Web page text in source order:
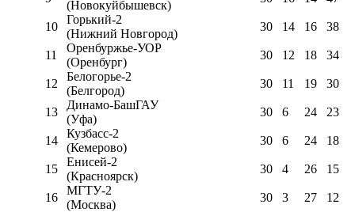
(Новокуйбышевск)
10
Горький-2
(Нижний Новгород)
30 14 16 38
11
Оренбуржье-УОР
(Оренбург)
30 12 18 34
12
Белогорье-2
(Белгород)
30 11 19 30
13
Динамо-БашГАУ
(Уфа)
30 6 24 23
14
Кузбасс-2
(Кемерово)
30 6 24 18
15
Енисей-2
(Красноярск)
30 4 26 15
16
МГТУ-2
(Москва)
30 3 27 12